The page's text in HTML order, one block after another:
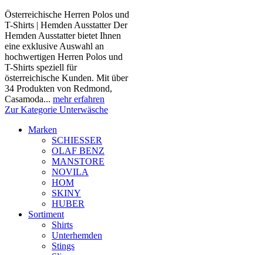
Österreichische Herren Polos und
T-Shirts | Hemden Ausstatter Der
Hemden Ausstatter bietet Ihnen
eine exklusive Auswahl an
hochwertigen Herren Polos und
T-Shirts speziell für
österreichische Kunden. Mit über
34 Produkten von Redmond,
Casamoda... mehr erfahren
Zur Kategorie Unterwäsche
Marken
SCHIESSER
OLAF BENZ
MANSTORE
NOVILA
HOM
SKINY
HUBER
Sortiment
Shirts
Unterhemden
Stings